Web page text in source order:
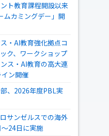
ト教育課程開設以来
ムカミングデー」開
・AI教育強化拠点コ
ク、ワークショップ
ス・AI教育の高大連
ン開催
、2026年度PBL実
サンゼルスでの海外
24日に実施